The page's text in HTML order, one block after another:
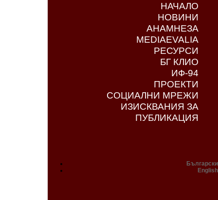
НАЧАЛО
НОВИНИ
АНАМНЕЗА
MEDIAEVALIA
РЕСУРСИ
БГ КЛИО
ИФ-94
ПРОЕКТИ
СОЦИАЛНИ МРЕЖИ
ИЗИСКВАНИЯ ЗА
ПУБЛИКАЦИЯ
Български
English